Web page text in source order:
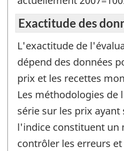
Exactitude des
L'exactitude de
dépend des données
prix et les recettes
Les méthodologies de
série sur les prix ayant
l'indice constituent un
contrôler les erreurs